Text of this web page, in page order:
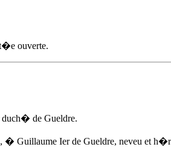
ouverte.
duch� de Gueldre.
� Guillaume Ier de Gueldre, neveu et